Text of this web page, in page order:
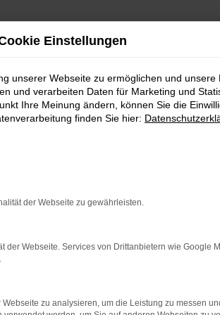
ein. Wir von der AutoPark
überaus attraktiven Preis. Der
maximal zwölf Monate zurückliegt.
und diesen sicher zu stellen. In
Assistenten, die auch in einem
Einstellungen
unserer Webseite zu ermöglichen und unsere
und verarbeiten Daten für Marketing und
Ihre Meinung ändern, können Sie die
finden Sie hier:
der Webseite zu gewährleisten.
Webseite. Services von Drittanbietern wie Google
zu analysieren, um die Leistung zu messen